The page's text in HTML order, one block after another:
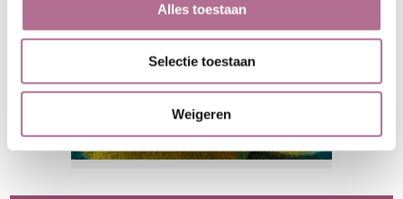
Alles toestaan
Selectie toestaan
Weigeren